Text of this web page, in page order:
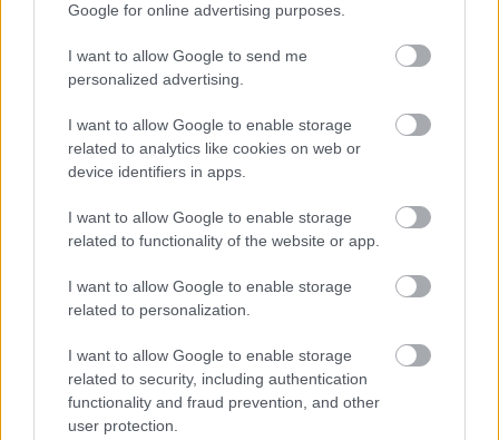
Google for online advertising purposes.
I want to allow Google to send me
personalized advertising.
I want to allow Google to enable storage
related to analytics like cookies on web or
device identifiers in apps.
I want to allow Google to enable storage
related to functionality of the website or app.
I want to allow Google to enable storage
related to personalization.
I want to allow Google to enable storage
related to security, including authentication
functionality and fraud prevention, and other
user protection.
Manchester United
Felkészülési szezon 4. mérkőzés
Nya Ullevi, Göteborg
1 nap 4 óra 21 perc 1 másodperc
Leeds Unitedvs Manchester United2026-08-12 20:30
ELŐZŐ MÉRKŐZÉSEK
Támogatás